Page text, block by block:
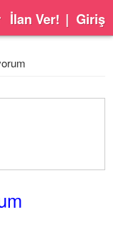
İlan Ver! | Giriş